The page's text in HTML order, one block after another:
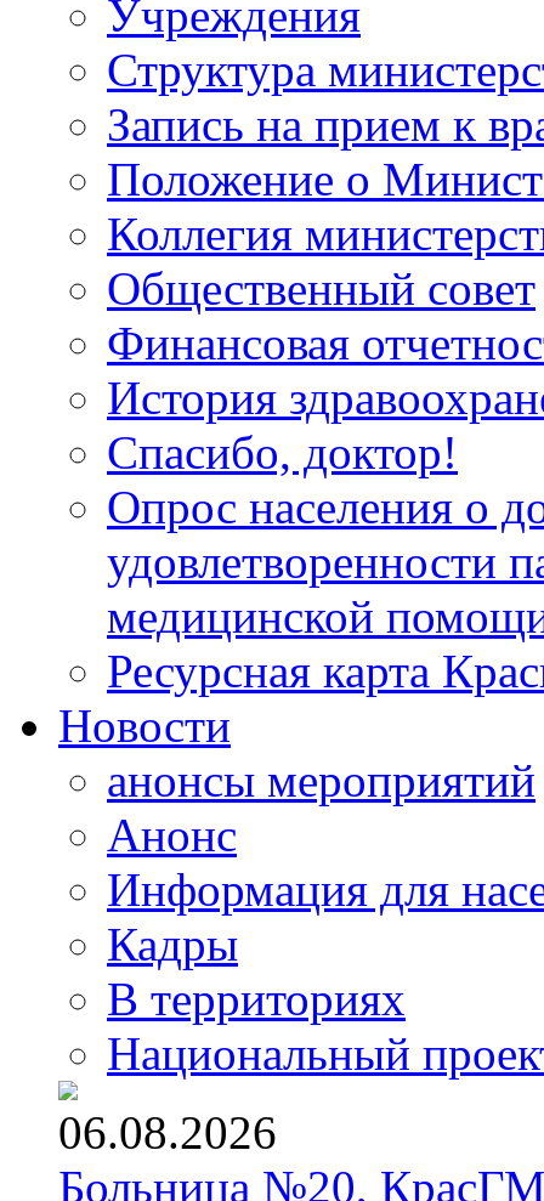
Учреждения
Структура
Запись на прием к
Положение о
Коллегия
Общественный совет
Финансовая
История
Спасибо, доктор!
Опрос населения о
удовлетворенности
медицинской
Ресурсная карта
Новости
анонсы мероприятий
Анонс
Информация для
Кадры
В территориях
Национальный
06.08.2026
Больница №20,